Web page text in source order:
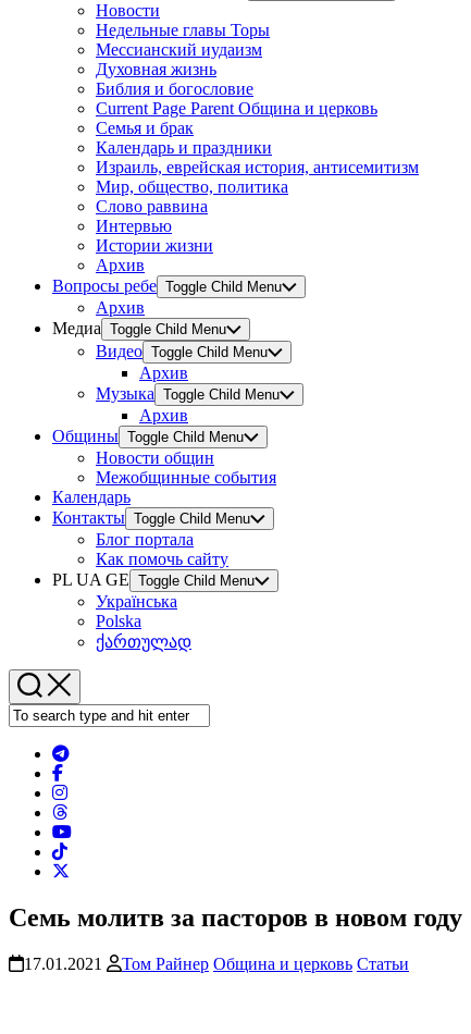
Новости
Недельные главы Торы
Мессианский иудаизм
Духовная жизнь
Библия и богословие
Current Page Parent Община и церковь
Семья и брак
Календарь и праздники
Израиль, еврейская история, антисемитизм
Мир, общество, политика
Слово раввина
Интервью
Истории жизни
Архив
Вопросы ребе Toggle Child Menu
Архив
Медиа Toggle Child Menu
Видео Toggle Child Menu
Архив
Музыка Toggle Child Menu
Архив
Общины Toggle Child Menu
Новости общин
Межобщинные события
Календарь
Контакты Toggle Child Menu
Блог портала
Как помочь сайту
PL UA GE Toggle Child Menu
Українська
Polska
ქართულად
Семь молитв за пасторов в новом году
17.01.2021 Том Райнер Община и церковь Статьи